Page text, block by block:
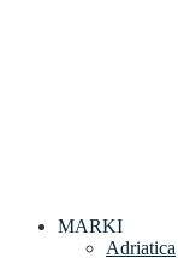
MARKI
Adriatica